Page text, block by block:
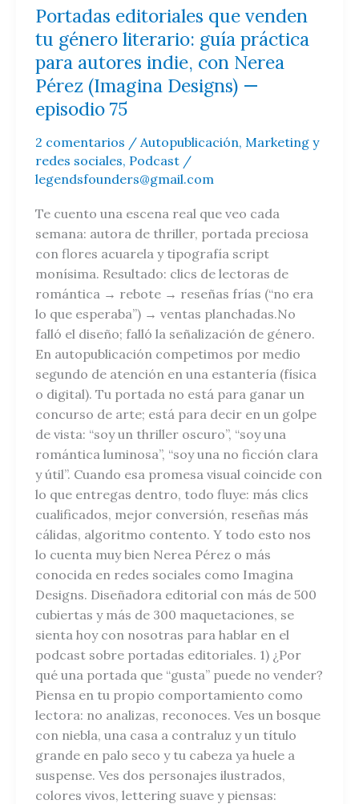
Portadas editoriales que venden
tu género literario: guía práctica
para autores indie, con Nerea
Pérez (Imagina Designs) —
episodio 75
2 comentarios / Autopublicación, Marketing y
redes sociales, Podcast /
legendsfounders@gmail.com
Te cuento una escena real que veo cada
semana: autora de thriller, portada preciosa
con flores acuarela y tipografía script
monísima. Resultado: clics de lectoras de
romántica → rebote → reseñas frías (“no era
lo que esperaba”) → ventas planchadas.No
falló el diseño; falló la señalización de género.
En autopublicación competimos por medio
segundo de atención en una estantería (física
o digital). Tu portada no está para ganar un
concurso de arte; está para decir en un golpe
de vista: “soy un thriller oscuro”, “soy una
romántica luminosa”, “soy una no ficción clara
y útil”. Cuando esa promesa visual coincide con
lo que entregas dentro, todo fluye: más clics
cualificados, mejor conversión, reseñas más
cálidas, algoritmo contento. Y todo esto nos
lo cuenta muy bien Nerea Pérez o más
conocida en redes sociales como Imagina
Designs. Diseñadora editorial con más de 500
cubiertas y más de 300 maquetaciones, se
sienta hoy con nosotras para hablar en el
podcast sobre portadas editoriales. 1) ¿Por
qué una portada que “gusta” puede no vender?
Piensa en tu propio comportamiento como
lectora: no analizas, reconoces. Ves un bosque
con niebla, una casa a contraluz y un título
grande en palo seco y tu cabeza ya huele a
suspense. Ves dos personajes ilustrados,
colores vivos, lettering suave y piensas:
autores
indie,
con
Nerea
Pérez
(Imagina
—
episodio
75